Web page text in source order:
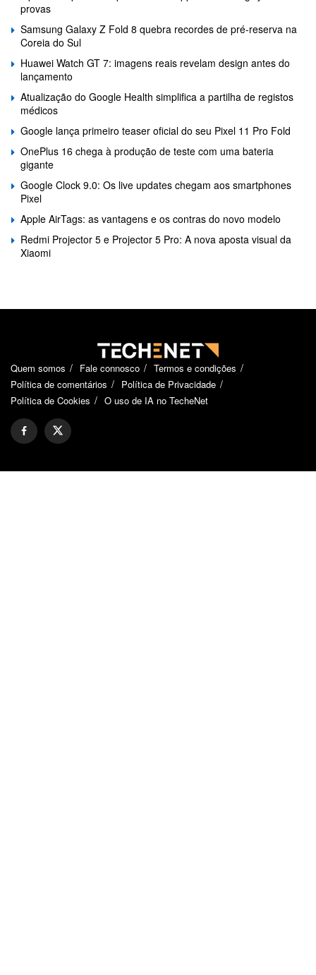
provas
Samsung Galaxy Z Fold 8 quebra recordes de pré-reserva na
Coreia do Sul
Huawei Watch GT 7: imagens reais revelam design antes do
lançamento
Atualização do Google Health simplifica a partilha de registos
médicos
Google lança primeiro teaser oficial do seu Pixel 11 Pro Fold
OnePlus 16 chega à produção de teste com uma bateria
gigante
Google Clock 9.0: Os live updates chegam aos smartphones
Pixel
Apple AirTags: as vantagens e os contras do novo modelo
Redmi Projector 5 e Projector 5 Pro: A nova aposta visual da
Xiaomi
Quem somos Fale connosco
Termos e condições
Política de comentários
Política de Privacidade
Política de Cookies
O uso de IA no TecheNet